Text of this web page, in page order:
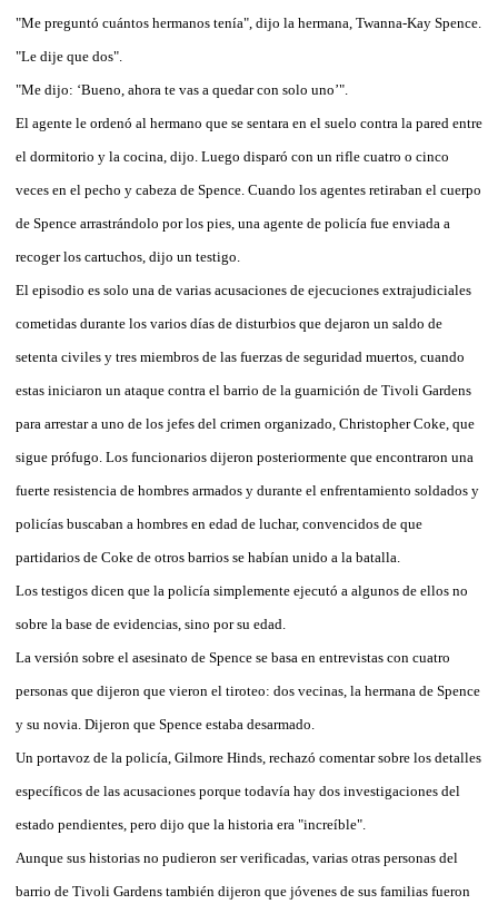
"Me preguntó cuántos hermanos tenía", dijo la hermana, Twanna-Kay Spence.
"Le dije que dos".
"Me dijo: ‘Bueno, ahora te vas a quedar con solo uno’".
El agente le ordenó al hermano que se sentara en el suelo contra la pared entre
el dormitorio y la cocina, dijo. Luego disparó con un rifle cuatro o cinco
veces en el pecho y cabeza de Spence. Cuando los agentes retiraban el cuerpo
de Spence arrastrándolo por los pies, una agente de policía fue enviada a
recoger los cartuchos, dijo un testigo.
El episodio es solo una de varias acusaciones de ejecuciones extrajudiciales
cometidas durante los varios días de disturbios que dejaron un saldo de
setenta civiles y tres miembros de las fuerzas de seguridad muertos, cuando
estas iniciaron un ataque contra el barrio de la guarnición de Tivoli Gardens
para arrestar a uno de los jefes del crimen organizado, Christopher Coke, que
sigue prófugo. Los funcionarios dijeron posteriormente que encontraron una
fuerte resistencia de hombres armados y durante el enfrentamiento soldados y
policías buscaban a hombres en edad de luchar, convencidos de que
partidarios de Coke de otros barrios se habían unido a la batalla.
Los testigos dicen que la policía simplemente ejecutó a algunos de ellos no
sobre la base de evidencias, sino por su edad.
La versión sobre el asesinato de Spence se basa en entrevistas con cuatro
personas que dijeron que vieron el tiroteo: dos vecinas, la hermana de Spence
y su novia. Dijeron que Spence estaba desarmado.
Un portavoz de la policía, Gilmore Hinds, rechazó comentar sobre los detalles
específicos de las acusaciones porque todavía hay dos investigaciones del
estado pendientes, pero dijo que la historia era "increíble".
Aunque sus historias no pudieron ser verificadas, varias otras personas del
barrio de Tivoli Gardens también dijeron que jóvenes de sus familias fueron